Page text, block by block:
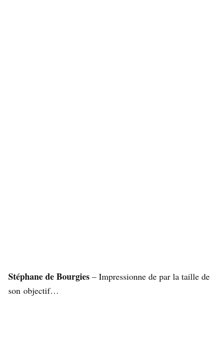
Stéphane de Bourgies – Impressionne de par la taille de
son objectif…